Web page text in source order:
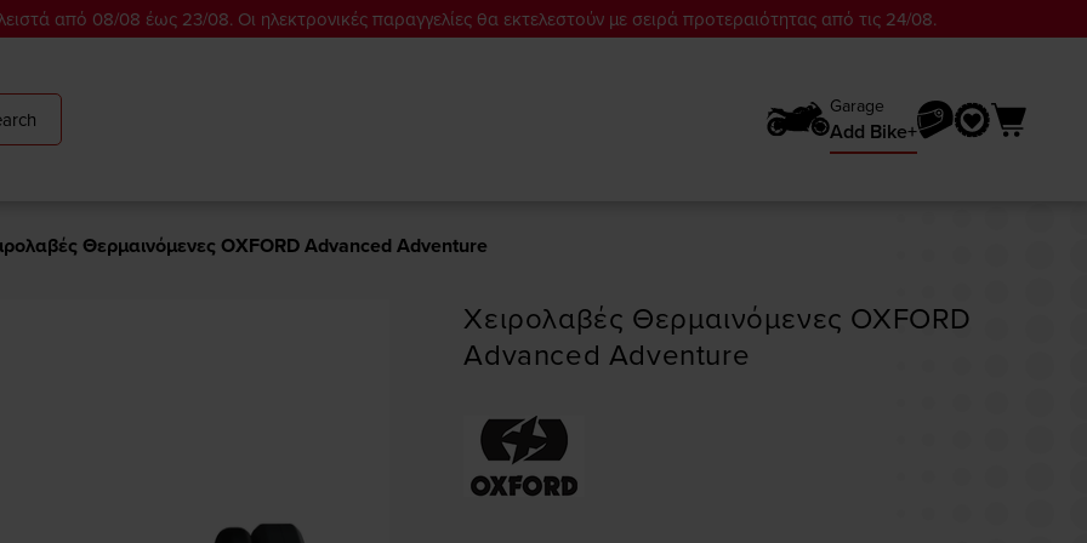
από 08/08 έως 23/08. Οι ηλεκτρονικές παραγγελίες θα εκτελεστούν με σειρά προτεραιότητας από τις 24/08.
Garage
Add Bike+
Θερμαινόμενες OXFORD Advanced Adventure
Χειρολαβές Θερμαινόμενες OXFORD
Advanced Adventure